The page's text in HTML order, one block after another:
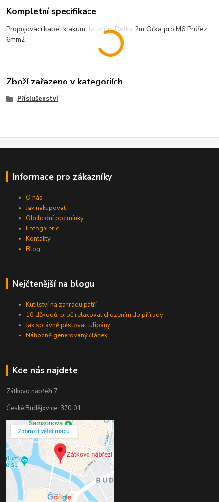
Kompletní specifikace
Propojovací kabel k akumulátorům Délka 2m Očka pro M6 Průřez
6mm2
Zboží zařazeno v kategoriích
Příslušenství
Informace pro zákazníky
O nás
Jak nakupovat
Obchodní podmínky
Fotogalerie
Kontakty
Blog
Nejčtenější na blogu
Kutilství na zahradu patří
10 důvodů, proč relaxovat chozením do přírody
Jak správně pěstovat tulipány
Náhodně generovaný článek
Kde nás najdete
Zátkovo nábřeží 7
České Budějovice, 370 01